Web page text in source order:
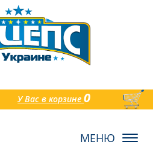
У Вас в корзине0
товаров